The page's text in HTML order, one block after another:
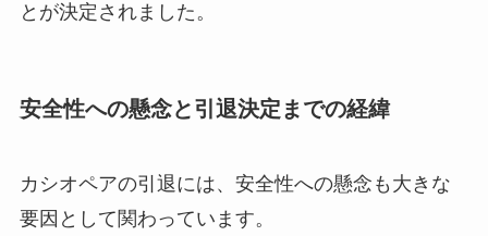
とが決定されました。
安全性への懸念と引退決定までの経緯
カシオペアの引退には、安全性への懸念も大きな
要因として関わっています。